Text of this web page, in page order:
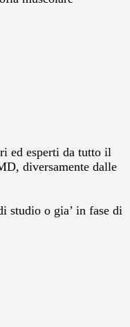
ed esperti da tutto il
diversamente dalle
studio o gia’ in fase di